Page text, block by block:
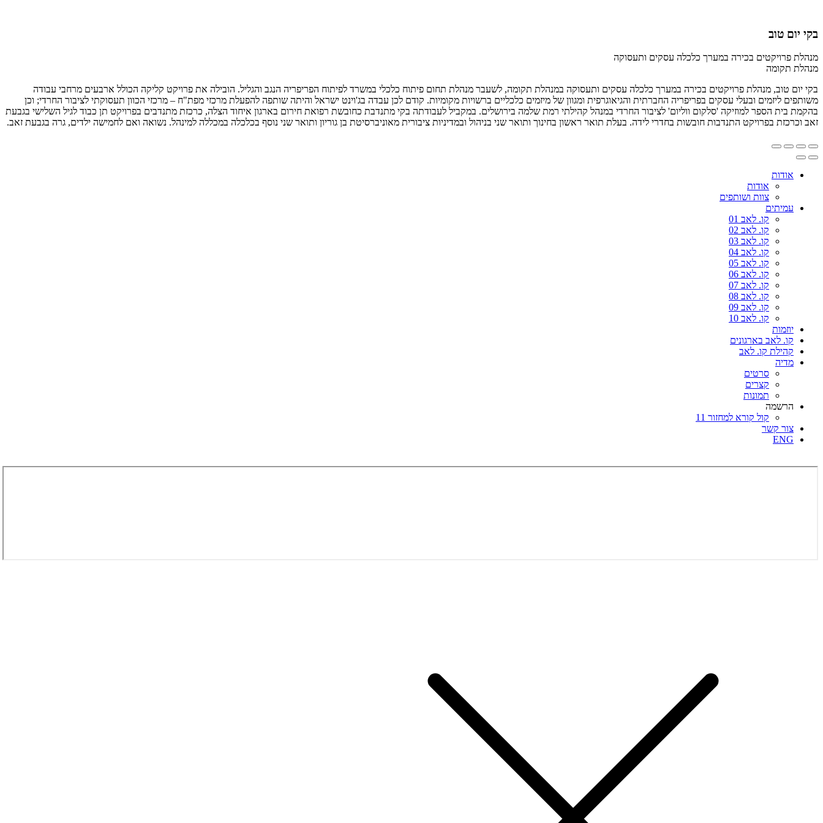
בקי יום טוב
מנהלת פרויקטים בכירה במערך כלכלה עסקים ותעסוקה
מנהלת תקומה
בקי יום טוב, מנהלת פרויקטים בכירה במערך כלכלה עסקים ותעסוקה במנהלת תקומה, לשעבר מנהלת תחום פיתוח כלכלי במשרד לפיתוח הפריפריה הנגב והגליל. הובילה את פרויקט קליקה הכולל ארבעים מרחבי עבודה
משותפים ליזמים ובעלי עסקים בפריפריה החברתית והגיאוגרפית ומגוון של מיזמים כלכליים ברשויות מקומיות. קודם לכן עבדה בג'וינט ישראל והיתה שותפה להפעלת מרכזי מפת"ח – מרכזי הכוון תעסוקתי לציבור החרדי; וכן
בהקמת בית הספר למוזיקה 'סלקום ווליום' לציבור החרדי במנהל קהילתי רמת שלמה בירושלים. במקביל לעבודתה בקי מתנדבת כחובשת רפואת חירום בארגון איחוד הצלה, כרכזת מתנדבים בפרויקט תן כבוד לגיל השלישי בגבעת
זאב וכרכזת בפרויקט התנדבות חובשות בחדרי לידה. בעלת תואר ראשון בחינוך ותואר שני בניהול ובמדיניות ציבורית מאוניברסיטת בן גוריון ותואר שני נוסף בכלכלה במכללה למינהל. נשואה ואם לחמישה ילדים, גרה בגבעת זאב.
אודות
אודות
צוות ושותפים
עמיתים
קו. לאב 01
קו. לאב 02
קו. לאב 03
קו. לאב 04
קו. לאב 05
קו. לאב 06
קו. לאב 07
קו. לאב 08
קו. לאב 09
קו. לאב 10
יוזמות
קו. לאב בארגונים
קהילת קו. לאב
מדיה
סרטים
קצרים
תמונות
הרשמה
קול קורא למחזור 11
צור קשר
ENG